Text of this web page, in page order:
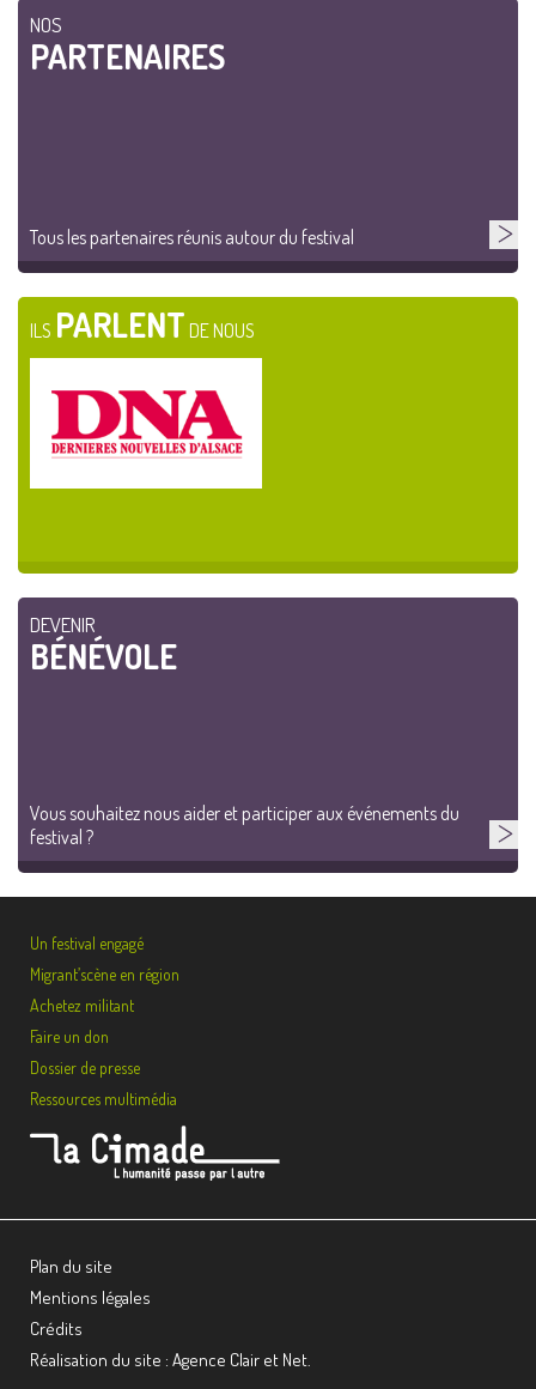
NOS
PARTENAIRES
Tous les partenaires réunis autour du festival
ILS PARLENT DE NOUS
DEVENIR
BÉNÉVOLE
Vous souhaitez nous aider et participer aux événements du
festival ?
Un festival engagé
Migrant’scène en région
Achetez militant
Faire un don
Dossier de presse
Ressources multimédia
Plan du site
Mentions légales
Crédits
Réalisation du site : Agence Clair et Net.